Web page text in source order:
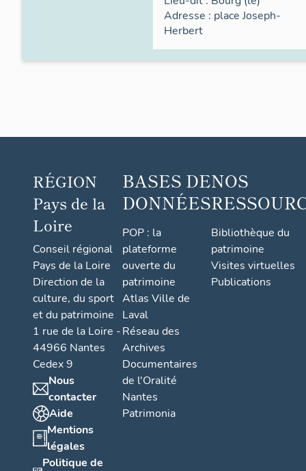
Adresse : place Joseph-
Herbert
RÉGION
Pays de la
Loire
Conseil régional
Pays de la Loire
Direction de la
culture, du sport
et du patrimoine
1 rue de la Loire -
44966 Nantes
Cedex 9
Nous
contacter
Aide
Mentions
légales
Politique de
BASES DE
DONNÉES
POP : la
plateforme
ouverte du
patrimoine
Atlas Ville de
Laval
Réseau des
Archives
Documentaires
de l'Oralité
Nantes
Patrimonia
NOS
Bibliothèque du
patrimoine
Visites virtuelles
Publications